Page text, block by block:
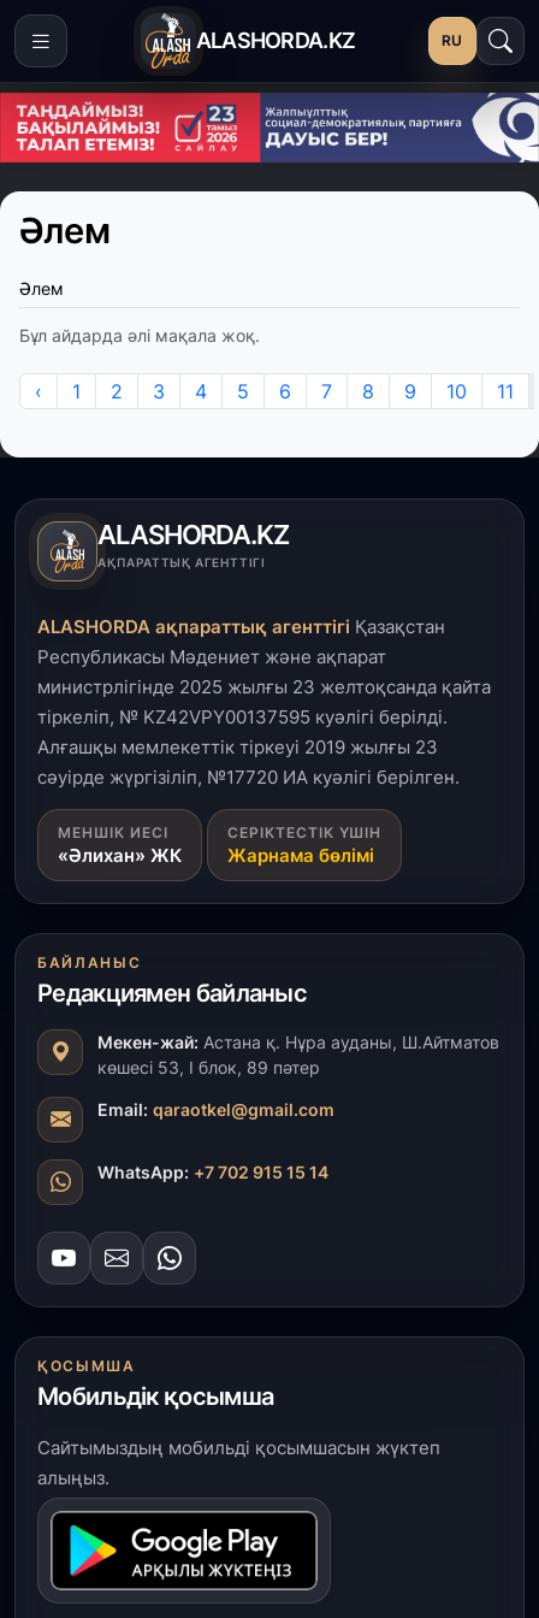
ALASHORDA.KZ RU
Әлем
Әлем
Бұл айдарда әлі мақала жоқ.
‹ 1 2 3 4 5 6 7 8 9 10 11
ALASHORDA.KZ
АҚПАРАТТЫҚ АГЕНТТІГІ
ALASHORDA ақпараттық агенттігі Қазақстан
Республикасы Мәдениет және ақпарат
министрлігінде 2025 жылғы 23 желтоқсанда қайта
тіркеліп, № KZ42VPY00137595 куәлігі берілді.
Алғашқы мемлекеттік тіркеуі 2019 жылғы 23
сәуірде жүргізіліп, №17720 ИА куәлігі берілген.
МЕНШІК ИЕСІ
«Әлихан» ЖК
СЕРІКТЕСТІК ҮШІН
Жарнама бөлімі
БАЙЛАНЫС
Редакциямен байланыс
Мекен-жай: Астана қ. Нұра ауданы, Ш.Айтматов
көшесі 53, І блок, 89 пәтер
Email: qaraotkel@gmail.com
WhatsApp: +7 702 915 15 14
ҚОСЫМША
Мобильдік қосымша
Сайтымыздың мобильді қосымшасын жүктеп
алыңыз.